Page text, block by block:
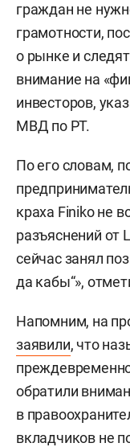
граждан не
грамотности,
о рынке и
внимание на
инвесторов,
МВД по РТ.
По его словам,
краха Finiko не
разъяснений от
сейчас занял
да кабы“»,
Напомним, на
заявили, что
обратили
в
вкладчиков не